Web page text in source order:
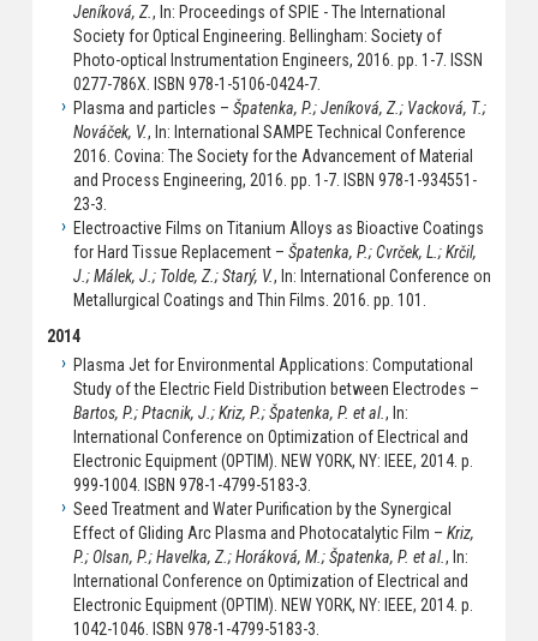
Jeníková, Z., In: Proceedings of SPIE - The International
Society for Optical Engineering. Bellingham: Society of
Photo-optical Instrumentation Engineers, 2016. pp. 1-7. ISSN
0277-786X. ISBN 978-1-5106-0424-7.
Plasma and particles – Špatenka, P.; Jeníková, Z.; Vacková, T.;
Nováček, V., In: International SAMPE Technical Conference
2016. Covina: The Society for the Advancement of Material
and Process Engineering, 2016. pp. 1-7. ISBN 978-1-934551-
23-3.
Electroactive Films on Titanium Alloys as Bioactive Coatings
for Hard Tissue Replacement – Špatenka, P.; Cvrček, L.; Krčil,
J.; Málek, J.; Tolde, Z.; Starý, V., In: International Conference on
Metallurgical Coatings and Thin Films. 2016. pp. 101.
2014
Plasma Jet for Environmental Applications: Computational
Study of the Electric Field Distribution between Electrodes –
Bartos, P.; Ptacnik, J.; Kriz, P.; Špatenka, P. et al., In:
International Conference on Optimization of Electrical and
Electronic Equipment (OPTIM). NEW YORK, NY: IEEE, 2014. p.
999-1004. ISBN 978-1-4799-5183-3.
Seed Treatment and Water Purification by the Synergical
Effect of Gliding Arc Plasma and Photocatalytic Film – Kriz,
P.; Olsan, P.; Havelka, Z.; Horáková, M.; Špatenka, P. et al., In:
International Conference on Optimization of Electrical and
Electronic Equipment (OPTIM). NEW YORK, NY: IEEE, 2014. p.
1042-1046. ISBN 978-1-4799-5183-3.